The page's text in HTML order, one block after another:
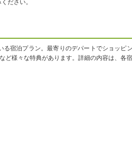
ださい。
宿泊プラン。最寄りのデパートでショッピ
様々な特典があります。詳細の内容は、各